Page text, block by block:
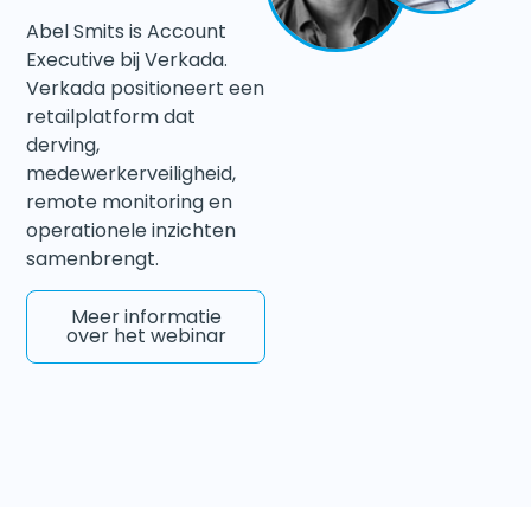
Abel Smits is Account
Executive bij Verkada.
Verkada positioneert een
retailplatform dat
derving,
medewerkerveiligheid,
remote monitoring en
operationele inzichten
samenbrengt.
Meer informatie
over het webinar